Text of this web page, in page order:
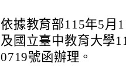
依據教育部115年5月
及國立臺中教育大學
0719號函辦理。